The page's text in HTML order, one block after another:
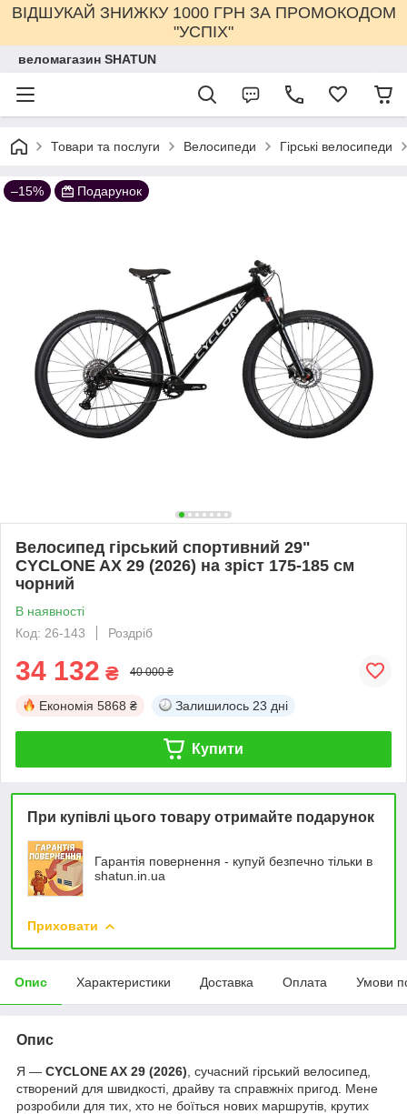
ВІДШУКАЙ ЗНИЖКУ 1000 ГРН ЗА ПРОМОКОДОМ
"УСПІХ"
веломагазин SHATUN
Товари та послуги Велосипеди Гірські велосипеди
–15% Подарунок
Велосипед гірський спортивний 29"
CYCLONE AX 29 (2026) на зріст 175-185 см
чорний
В наявності
Код: 26-143
Роздріб
34 132 ₴ 40 000 ₴
Економія 5868 ₴ Залишилось 23 дні
Купити
При купівлі цього товару отримайте подарунок
Гарантія повернення - купуй безпечно тільки в
shatun.in.ua
Приховати
Опис Характеристики Доставка Оплата Умови
Опис
Я — CYCLONE AX 29 (2026) , сучасний гірський велосипед,
створений для швидкості, драйву та справжніх пригод. Мене
розробили для тих, хто не боїться нових маршрутів, крутих